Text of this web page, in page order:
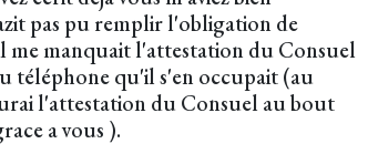
pas pu remplir l'obligation de
me manquait l'attestation du Consuel
téléphone qu'il s'en occupait (au
l'attestation du Consuel au bout
a vous ).